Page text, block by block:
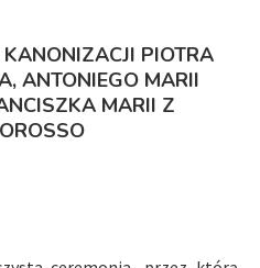
PIOTRA
ANTONIEGO MARII
MARII Z